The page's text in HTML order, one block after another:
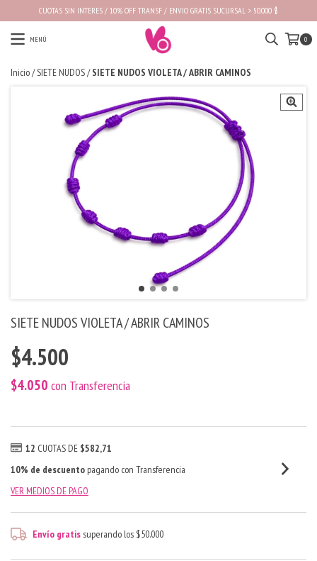
CUOTAS SIN INTERES / 10% OFF TRANSF / ENVIO GRATIS SUCURSAL > 50.000 $
MENÚ 0
Inicio/SIETE NUDOS/ SIETE NUDOS VIOLETA / ABRIR CAMINOS
SIETE NUDOS VIOLETA / ABRIR CAMINOS
$4.500
$4.050 con Transferencia
12 CUOTAS DE $582,71
10% de descuento pagando con Transferencia
VER MEDIOS DE PAGO
Envío gratis superando los $50.000